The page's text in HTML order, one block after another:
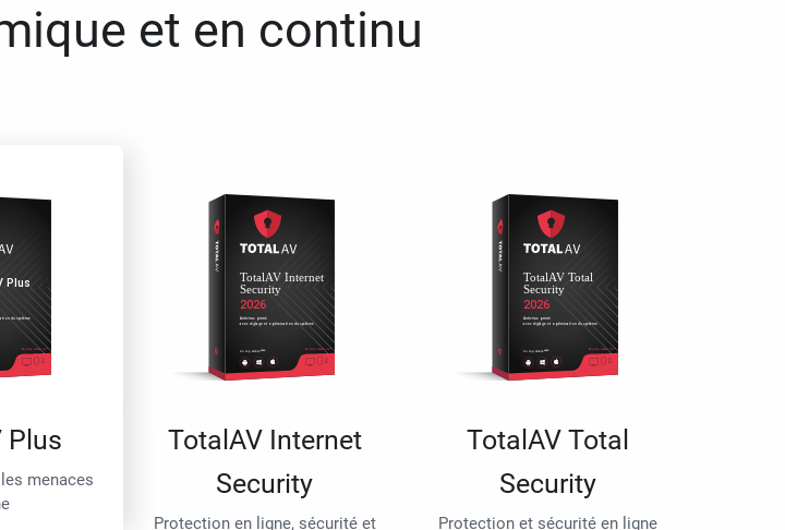
et en continu
Plus
menaces
TotalAV Internet
Security
Protection en ligne, sécurité et
TotalAV Total
Security
Protection et sécurité en ligne